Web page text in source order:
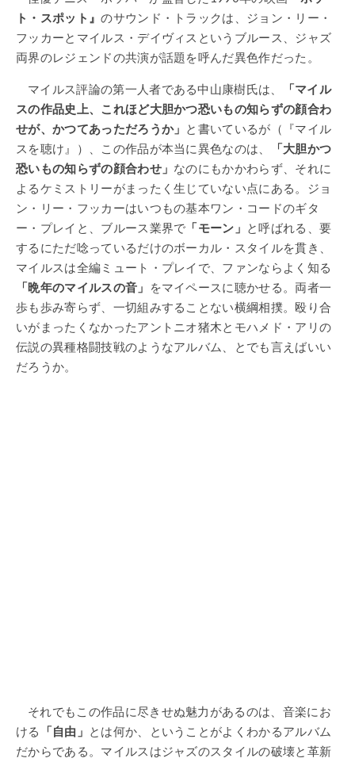
ト・スポット』のサウンド・トラックは、ジョン・リー・
フッカーとマイルス・デイヴィスというブルース、ジャズ
両界のレジェンドの共演が話題を呼んだ異色作だった。
マイルス評論の第一人者である中山康樹氏は、
「マイル
スの作品史上、これほど大胆かつ恐いもの知らずの顔合わ
せが、かつてあっただろうか」
と書いているが（『マイル
スを聴け』）、この作品が本当に異色なのは、
「大胆かつ
恐いもの知らずの顔合わせ」 なのにもかかわらず、それに
よるケミストリーがまったく生じていない点にある。ジョ
ン・リー・フッカーはいつもの基本ワン・コードのギタ
ー・プレイと、ブルース業界で 「モーン」
と呼ばれる、要
するにただ唸っているだけのボーカル・スタイルを貫き、
マイルスは全編ミュート・プレイで、ファンならよく知る
「晩年のマイルスの音」
をマイペースに聴かせる。両者一
歩も歩み寄らず、一切組みすることない横綱相撲。殴り合
いがまったくなかったアントニオ猪木とモハメド・アリの
伝説の異種格闘技戦のようなアルバム、とでも言えばいい
だろうか。
それでもこの作品に尽きせぬ魅力があるのは、音楽にお
ける
「自由」
とは何か、ということがよくわかるアルバム
だからである。マイルスはジャズのスタイルの破壊と革新